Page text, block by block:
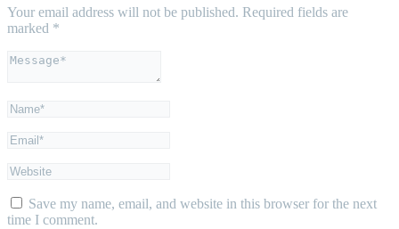
Your email address will not be published. Required fields are
marked *
Save my name, email, and website in this browser for the next
time I comment.